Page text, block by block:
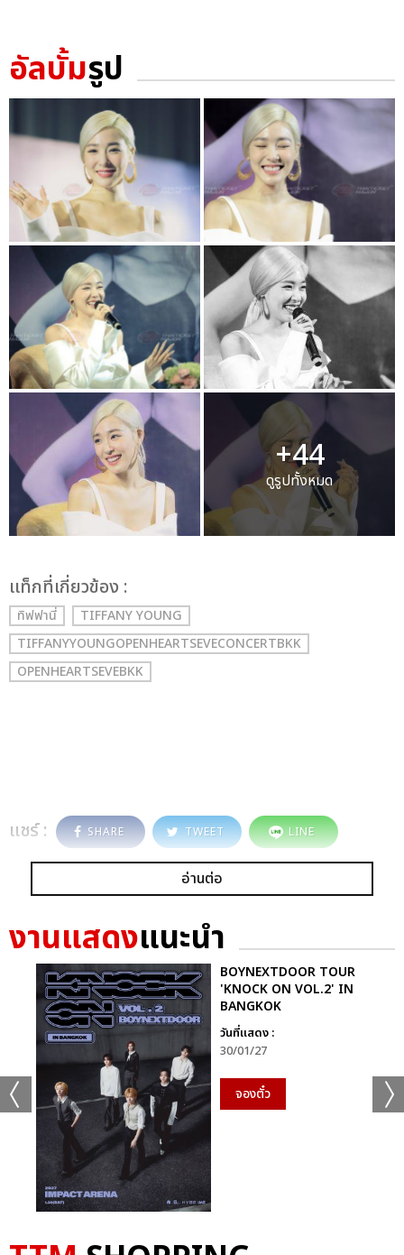
อัลบั้มรูป
+44
ดูรูปทั้งหมด
เเท็กที่เกี่ยวข้อง :
ทิฟฟานี่
TIFFANY YOUNG
TIFFANYYOUNGOPENHEARTSEVECONCERTBKK
OPENHEARTSEVEBKK
แชร์ : SHARE TWEET LINE
อ่านต่อ
งานแสดงแนะนำ
BOYNEXTDOOR TOUR
'KNOCK ON VOL.2' IN
BANGKOK
วันที่แสดง :
30/01/27
จองตั๋ว